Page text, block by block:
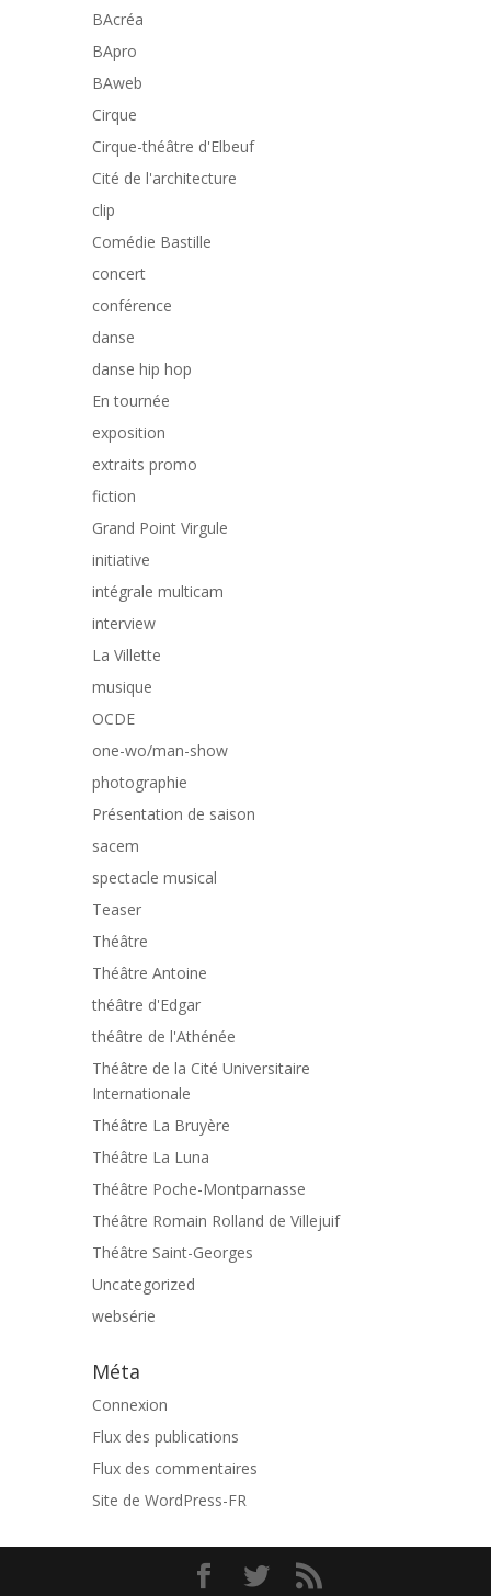
BAcréa
BApro
BAweb
Cirque
Cirque-théâtre d'Elbeuf
Cité de l'architecture
clip
Comédie Bastille
concert
conférence
danse
danse hip hop
En tournée
exposition
extraits promo
fiction
Grand Point Virgule
initiative
intégrale multicam
interview
La Villette
musique
OCDE
one-wo/man-show
photographie
Présentation de saison
sacem
spectacle musical
Teaser
Théâtre
Théâtre Antoine
théâtre d'Edgar
théâtre de l'Athénée
Théâtre de la Cité Universitaire
Internationale
Théâtre La Bruyère
Théâtre La Luna
Théâtre Poche-Montparnasse
Théâtre Romain Rolland de Villejuif
Théâtre Saint-Georges
Uncategorized
websérie
Méta
Connexion
Flux des publications
Flux des commentaires
Site de WordPress-FR